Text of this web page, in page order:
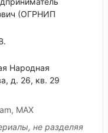
(ОГРНИП
Народная
д. 26, кв. 29
MAX
не разделяя